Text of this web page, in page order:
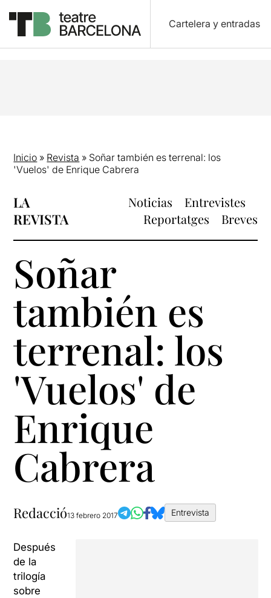
Cartelera y entradas
Inicio » Revista » Soñar también es terrenal: los
'Vuelos' de Enrique Cabrera
LA
REVISTA
Noticias
Entrevistes
Reportatges
Breves
Soñar
también es
terrenal: los
'Vuelos' de
Enrique
Cabrera
Redacció13 febrero 2017 Entrevista
Después
de la
trilogía
sobre